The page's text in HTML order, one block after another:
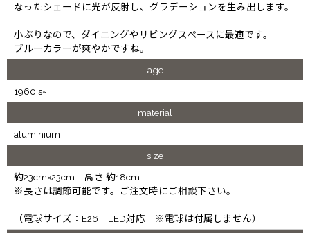
なったシェードに光が反射し、グラデーションを生み出します。
小ぶりなので、ダイニングやリビングスペースに最適です。
ブルーカラーが爽やかですね。
age
1960's~
material
aluminium
size
約23cm×23cm 高さ 約18cm
※長さは調節可能です。ご注文時にご相談下さい。
（電球サイズ：E26 LED対応 ※電球は付属しません）